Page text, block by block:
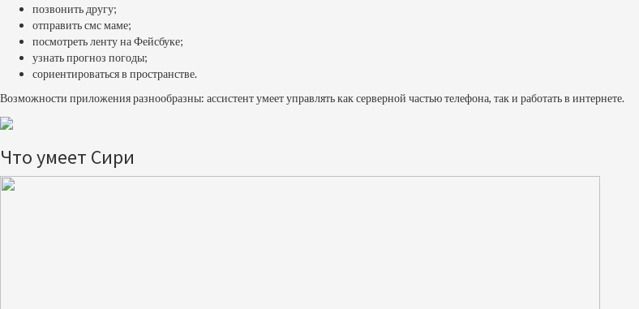
позвонить другу;
отправить смс маме;
посмотреть ленту на Фейсбуке;
узнать прогноз погоды;
сориентироваться в пространстве.
Возможности приложения разнообразны: ассистент умеет управлять как серверной частью телефона, так и работать в интернете.
Что умеет Сири